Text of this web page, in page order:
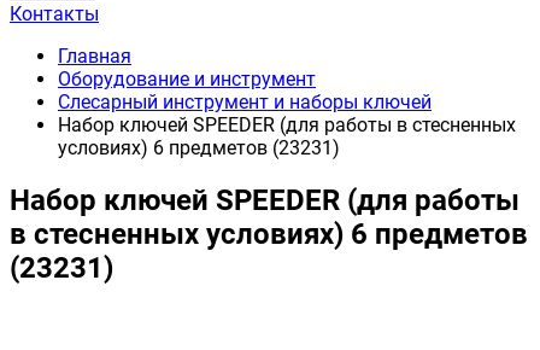
Контакты
Главная
Оборудование и инструмент
Слесарный инструмент и наборы ключей
Набор ключей SPEEDER (для работы в стесненных
условиях) 6 предметов (23231)
Набор ключей SPEEDER (для работы
в стесненных условиях) 6 предметов
(23231)